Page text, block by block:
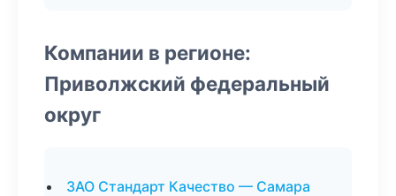
Компании в регионе:
Приволжский федеральный
округ
ЗАО Стандарт Качество — Самара